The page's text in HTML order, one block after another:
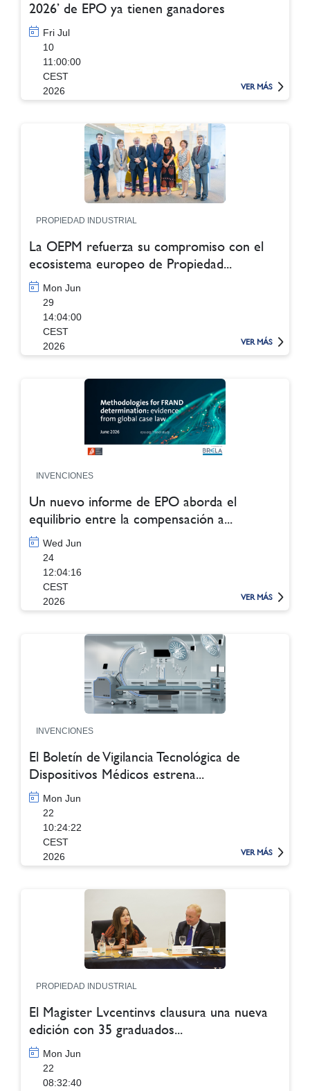
2026’ de EPO ya tienen ganadores
Fri Jul
10
11:00:00
CEST
2026
VER MÁS
PROPIEDAD INDUSTRIAL
La OEPM refuerza su compromiso con el
ecosistema europeo de Propiedad...
Mon Jun
29
14:04:00
CEST
2026
VER MÁS
INVENCIONES
Un nuevo informe de EPO aborda el
equilibrio entre la compensación a...
Wed Jun
24
12:04:16
CEST
2026
VER MÁS
INVENCIONES
El Boletín de Vigilancia Tecnológica de
Dispositivos Médicos estrena...
Mon Jun
22
10:24:22
CEST
2026
VER MÁS
PROPIEDAD INDUSTRIAL
El Magister Lvcentinvs clausura una nueva
edición con 35 graduados...
Mon Jun
22
08:32:40